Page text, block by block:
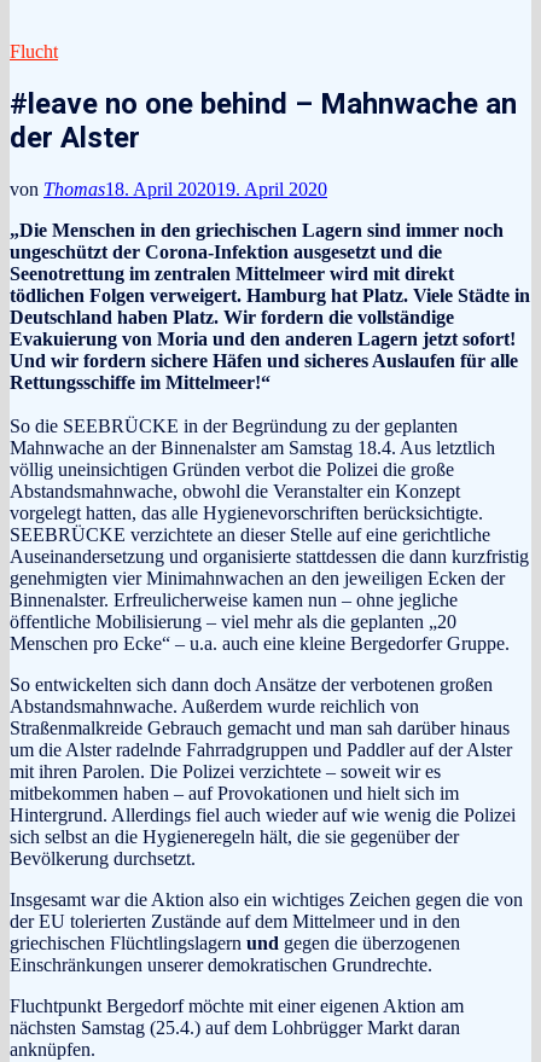
Flucht
#leave no one behind – Mahnwache an
der Alster
von Thomas18. April 202019. April 2020
„Die Menschen in den griechischen Lagern sind immer noch
ungeschützt der Corona-Infektion ausgesetzt und die
Seenotrettung im zentralen Mittelmeer wird mit direkt
tödlichen Folgen verweigert. Hamburg hat Platz. Viele Städte in
Deutschland haben Platz. Wir fordern die vollständige
Evakuierung von Moria und den anderen Lagern jetzt sofort!
Und wir fordern sichere Häfen und sicheres Auslaufen für alle
Rettungsschiffe im Mittelmeer!“
So die SEEBRÜCKE in der Begründung zu der geplanten
Mahnwache an der Binnenalster am Samstag 18.4. Aus letztlich
völlig uneinsichtigen Gründen verbot die Polizei die große
Abstandsmahnwache, obwohl die Veranstalter ein Konzept
vorgelegt hatten, das alle Hygienevorschriften berücksichtigte.
SEEBRÜCKE verzichtete an dieser Stelle auf eine gerichtliche
Auseinandersetzung und organisierte stattdessen die dann kurzfristig
genehmigten vier Minimahnwachen an den jeweiligen Ecken der
Binnenalster. Erfreulicherweise kamen nun – ohne jegliche
öffentliche Mobilisierung – viel mehr als die geplanten „20
Menschen pro Ecke“ – u.a. auch eine kleine Bergedorfer Gruppe.
So entwickelten sich dann doch Ansätze der verbotenen großen
Abstandsmahnwache. Außerdem wurde reichlich von
Straßenmalkreide Gebrauch gemacht und man sah darüber hinaus
um die Alster radelnde Fahrradgruppen und Paddler auf der Alster
mit ihren Parolen. Die Polizei verzichtete – soweit wir es
mitbekommen haben – auf Provokationen und hielt sich im
Hintergrund. Allerdings fiel auch wieder auf wie wenig die Polizei
sich selbst an die Hygieneregeln hält, die sie gegenüber der
Bevölkerung durchsetzt.
Insgesamt war die Aktion also ein wichtiges Zeichen gegen die von
der EU tolerierten Zustände auf dem Mittelmeer und in den
griechischen Flüchtlingslagern und gegen die überzogenen
Einschränkungen unserer demokratischen Grundrechte.
Fluchtpunkt Bergedorf möchte mit einer eigenen Aktion am
nächsten Samstag (25.4.) auf dem Lohbrügger Markt daran
anknüpfen.